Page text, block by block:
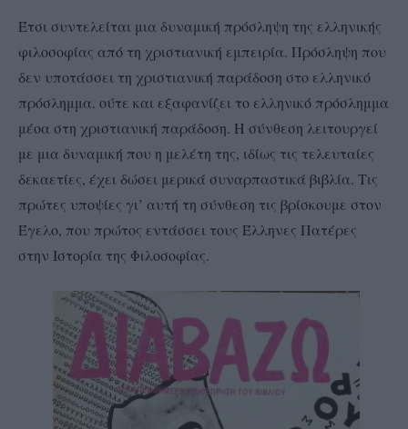
Έτσι συντελείται μια δυναμική πρόσληψη της ελληνικής
φιλοσοφίας από τη χριστιανική εμπειρία. Πρόσληψη που
δεν υποτάσσει τη χριστιανική παράδοση στο ελληνικό
πρόσλημμα. ούτε και εξαφανίζει το ελληνικό πρόσλημμα
μέοα στη χριστιανική παράδοση. Η σύνθεση λειτουργεί
με μια δυναμική που η μελέτη της, ιδίως τις τελευταίες
δεκαετίες, έχει δώσει μερικά συναρπαστικά βιβλία. Τις
πρώτες υποψίες γι’ αυτή τη σύνθεση τις βρίσκουμε στον
Έγελο, που πρώτος εντάσσει τους Έλληνες Πατέρες
στην Ιστορία της Φιλοσοφίας.